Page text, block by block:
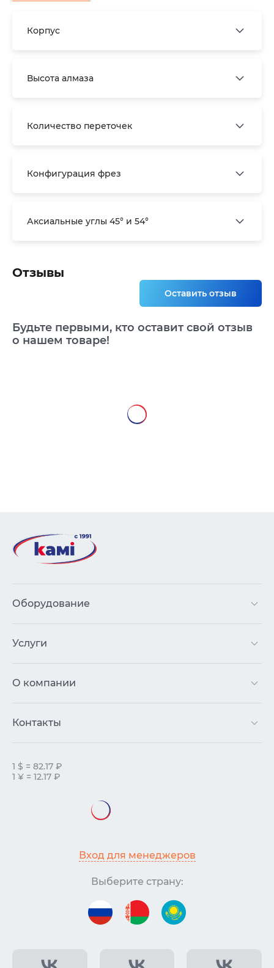
Корпус
Высота алмаза
Количество переточек
Конфигурация фрез
Аксиальные углы 45° и 54°
Отзывы
Оставить отзыв
Будьте первыми, кто оставит свой отзыв
о нашем товаре!
Оборудование
Услуги
О компании
Контакты
1 $ = 82.17 ₽
1 ¥ = 12.17 ₽
Вход для менеджеров
Выберите страну: